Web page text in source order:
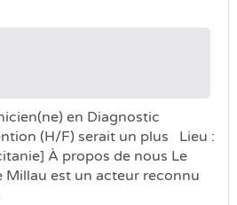
en Diagnostic
(H/F) serait un plus Lieu :
À propos de nous Le
Millau est un acteur reconnu